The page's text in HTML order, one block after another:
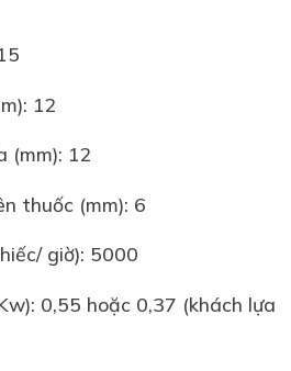
12
(mm): 12
thuốc (mm): 6
giờ): 5000
0,55 hoặc 0,37 (khách lựa